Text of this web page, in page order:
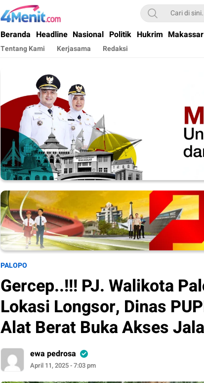
4menit.com
Mengungkap Kisah, Setiap Hari
Beranda Headline Nasional Politik Hukrim Makassar
Tentang Kami Kerjasama Redaksi
PALOPO
Gercep..!!! PJ. Walikota
Lokasi Longsor, Dinas
Alat Berat Buka Akses
ewa pedrosa
April 11, 2025 - 7:03 pm